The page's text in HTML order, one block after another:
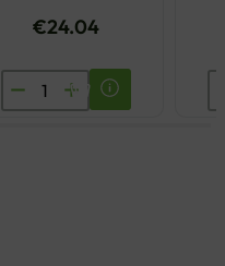
€24.04
MANŽETA
MEKA